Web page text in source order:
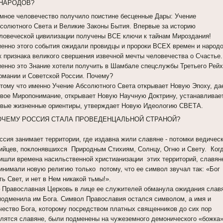
человечество получило поистине бесценные Дары: Учение
Света и Великие Законы Бытия. Впервые за историю
цивилизации получены ВСЕ ключи к тайнам Мироздания!
этого события ожидали провидцы и пророки ВСЕХ времен и
признака великого свершения извечной мечты человечества о Счастье.
это Знание хотели получить в Шамбале спецслужбы Третьего
и Советской России. Почему?
что именно Учение Абсолютного Света открывает Новую Эпоху,
Миропонимание, открывает Новую Научную Доктрину,
жизненные ориентиры, утверждает Новую Идеологию СВЕТА.
РОССИЯ СТАЛА ПРОВЕДЕНЦАЛЬНОЙ СТРАНОЙ?
занимает территории, где издавна жили славяне - потомки
поклонявшихся Природным Стихиям, Солнцу, Огню и Свету.
времена насильственной христианизации этих территорий,
новую религию только потому, что ее символ звучал так: «Бог
Свет, и нет в Нем никакой тьмы!».
Православная Церковь в лице ее служителей обманула ожидания
им Бога. Символ Православия остался символом, а имя и
Бога, которому посредством платных священников до сих пор
славяне, были подменены на чужеземного демонического